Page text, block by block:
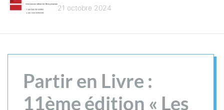
21 octobre 2024
Partir en Livre :
11ème édition « Les